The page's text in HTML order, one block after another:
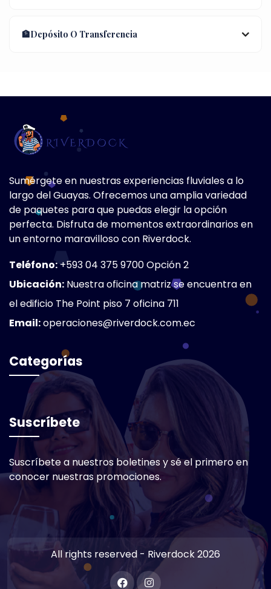
🏦Depósito O Transferencia
Sumérgete en nuestras experiencias fluviales a lo
largo del Guayas. Ofrecemos una amplia variedad
de paquetes para que puedas elegir la opción
perfecta. Disfruta de momentos extraordinarios en
un entorno maravilloso con Riverdock.
Teléfono:+593 04 375 9700 Opción 2
Ubicación: Nuestra oficina matriz se encuentra en
el edificio The Point piso 7 oficina 711
Email:operaciones@riverdock.com.ec
Categorías
Suscríbete
Suscríbete a nuestros boletines y sé el primero en
conocer nuestras promociones.
All rights reserved - Riverdock 2026